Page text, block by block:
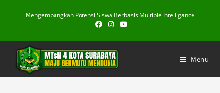
Mengembangkan Potensi Siswa Berbasis Multiple Intelligance
Menu